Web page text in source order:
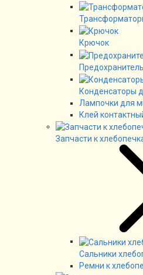
Крючок
Предохранитель
Конденсаторы
Лампочки для
Клей
Запчасти к
Сальники
Ремни к